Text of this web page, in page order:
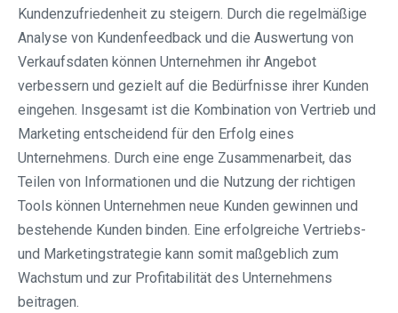
Kundenzufriedenheit zu steigern. Durch die regelmäßige
Analyse von Kundenfeedback und die Auswertung von
Verkaufsdaten können Unternehmen ihr Angebot
verbessern und gezielt auf die Bedürfnisse ihrer Kunden
eingehen. Insgesamt ist die Kombination von Vertrieb und
Marketing entscheidend für den Erfolg eines
Unternehmens. Durch eine enge Zusammenarbeit, das
Teilen von Informationen und die Nutzung der richtigen
Tools können Unternehmen neue Kunden gewinnen und
bestehende Kunden binden. Eine erfolgreiche Vertriebs-
und Marketingstrategie kann somit maßgeblich zum
Wachstum und zur Profitabilität des Unternehmens
beitragen.